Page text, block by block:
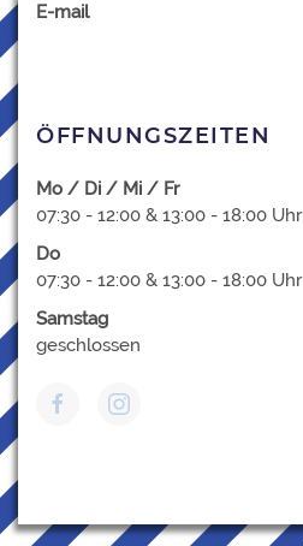
E-mail
ÖFFNUNGSZEITEN
Mo / Di / Mi / Fr
07:30 - 12:00 & 13:00 - 18:00 Uhr
Do
07:30 - 12:00 & 13:00 - 18:00 Uhr
Samstag
geschlossen